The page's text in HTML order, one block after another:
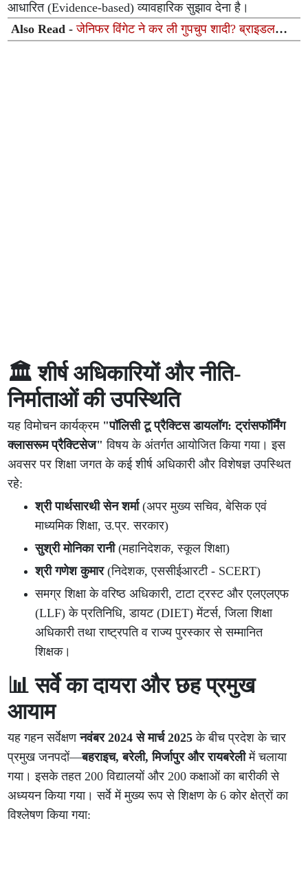
आधारित (Evidence-based) व्यावहारिक सुझाव देना है।
Also Read -जेनिफर विंगेट ने कर ली गुपचुप शादी? ब्राइडल
गाउन ट्राय करते वायरल हुआ वीडियो, फैंस बोले— 'दूल्हा कौन है?
🏛️ शीर्ष अधिकारियों और नीति-
निर्माताओं की उपस्थिति
यह विमोचन कार्यक्रम "पॉलिसी टू प्रैक्टिस डायलॉग: ट्रांसफॉर्मिंग
क्लासरूम प्रैक्टिसेज" विषय के अंतर्गत आयोजित किया गया। इस
अवसर पर शिक्षा जगत के कई शीर्ष अधिकारी और विशेषज्ञ उपस्थित
रहे:
श्री पार्थसारथी सेन शर्मा(अपर मुख्य सचिव, बेसिक एवं
माध्यमिक शिक्षा, उ.प्र. सरकार)
सुश्री मोनिका रानी(महानिदेशक, स्कूल शिक्षा)
श्री गणेश कुमार(निदेशक, एससीईआरटी - SCERT)
समग्र शिक्षा के वरिष्ठ अधिकारी, टाटा ट्रस्ट और एलएलएफ
(LLF) के प्रतिनिधि, डायट (DIET) मेंटर्स, जिला शिक्षा
अधिकारी तथा राष्ट्रपति व राज्य पुरस्कार से सम्मानित
शिक्षक।
📊 सर्वे का दायरा और छह प्रमुख
आयाम
यह गहन सर्वेक्षणनवंबर 2024 से मार्च 2025 के बीच प्रदेश के चार
प्रमुख जनपदों—बहराइच, बरेली, मिर्जापुर और रायबरेलीमें चलाया
गया। इसके तहत 200 विद्यालयों और 200 कक्षाओं का बारीकी से
अध्ययन किया गया। सर्वे में मुख्य रूप से शिक्षण के 6 कोर क्षेत्रों का
विश्लेषण किया गया: